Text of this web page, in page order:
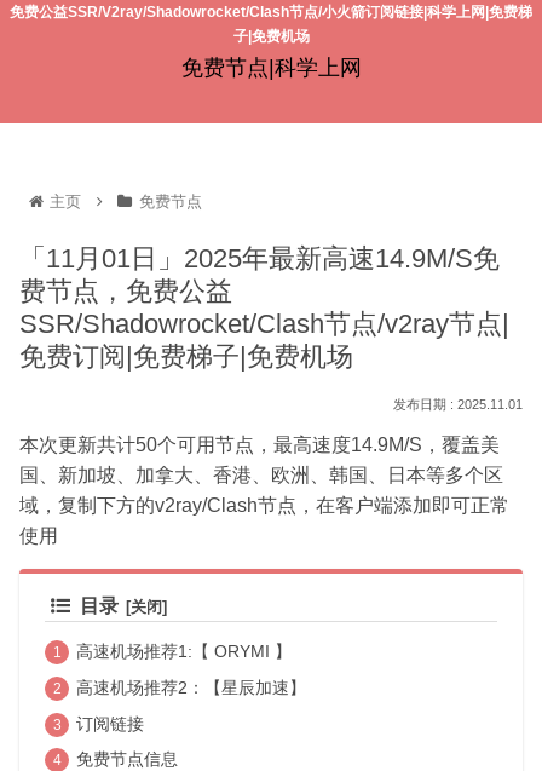
免费公益SSR/V2ray/Shadowrocket/Clash节点/小火箭订阅链接|科学上网|免费梯
子|免费机场
免费节点|科学上网
主页 免费节点
「11月01日」2025年最新高速14.9M/S免
费节点，免费公益
SSR/Shadowrocket/Clash节点/v2ray节点|
免费订阅|免费梯子|免费机场
2025.11.01
本次更新共计50个可用节点，最高速度14.9M/S，覆盖美
国、新加坡、加拿大、香港、欧洲、韩国、日本等多个区
域，复制下方的v2ray/Clash节点，在客户端添加即可正常
使用
目录
高速机场推荐1:【 ORYMI 】
高速机场推荐2：【星辰加速】
订阅链接
免费节点信息